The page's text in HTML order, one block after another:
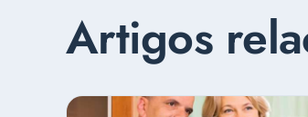
Artigos